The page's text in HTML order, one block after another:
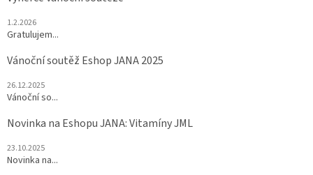
1.2.2026
Gratulujem...
Vánoční soutěž Eshop JANA 2025
26.12.2025
Vánoční so...
Novinka na Eshopu JANA: Vitamíny JML
23.10.2025
Novinka na...